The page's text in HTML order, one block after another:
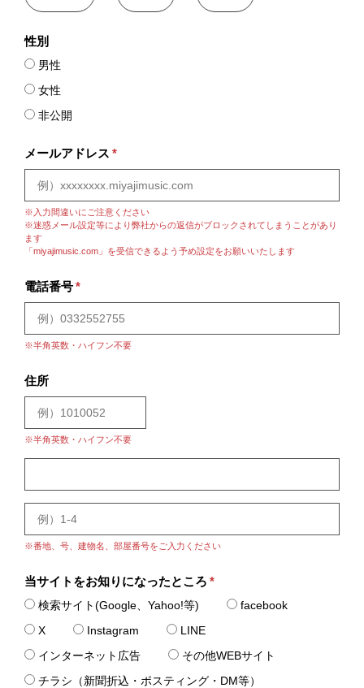
性別
男性
女性
非公開
メールアドレス *
※入力間違いにご注意ください
※迷惑メール設定等により弊社からの返信がブロックされてしまうことがあり
ます
「miyajimusic.com」を受信できるよう予め設定をお願いいたします
電話番号*
※半角英数・ハイフン不要
住所
※半角英数・ハイフン不要
※番地、号、建物名、部屋番号をご入力ください
当サイトをお知りになったところ *
検索サイト(Google、Yahoo!等)
facebook
X
Instagram
LINE
インターネット広告
その他WEBサイト
チラシ（新聞折込・ポスティング・DM等）